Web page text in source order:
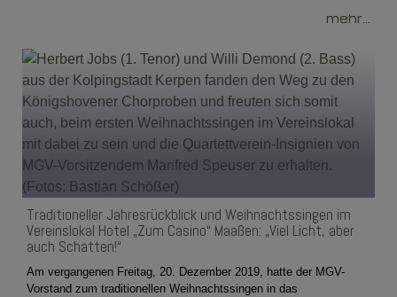
mehr...
Traditioneller Jahresrückblick und Weihnachtssingen im
Vereinslokal Hotel „Zum Casino“ Maaßen: „Viel Licht, aber
auch Schatten!“
Am vergangenen Freitag, 20. Dezember 2019, hatte der MGV-
Vorstand zum traditionellen Weihnachtssingen in das